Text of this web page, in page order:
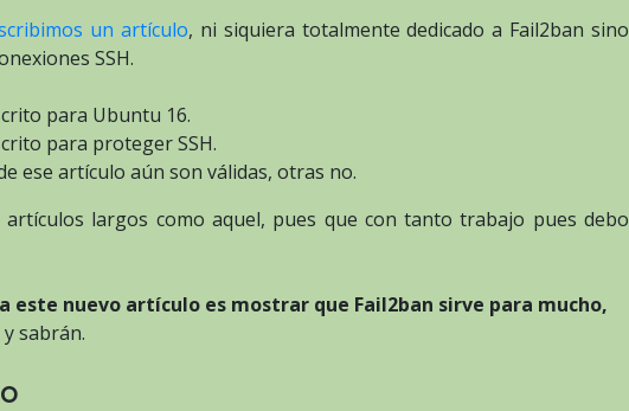
un artículo, ni siquiera totalmente dedicado a Fail2ban sino
SSH.
para Ubuntu 16.
para proteger SSH.
ese artículo aún son válidas, otras no.
largos como aquel, pues que con tanto trabajo pues debo
este nuevo artículo es mostrar que Fail2ban sirve para mucho,
y sabrán.